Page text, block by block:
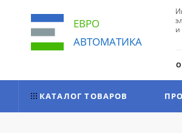
ЕВРО
АВТОМАТИКА
и
КАТАЛОГ ТОВАРОВ